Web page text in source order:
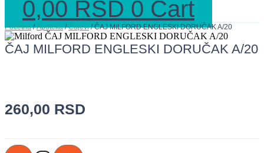
0,00 RSD 0 Cart
Početna/Apoteka/Čajevi/ ČAJ MILFORD ENGLESKI DORUČAK A/20
ČAJ MILFORD ENGLESKI DORUČAK A/20
260,00 RSD
ČAJ